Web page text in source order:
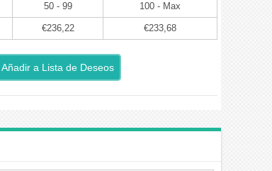
50 - 99 100 - Max
€236,22 €233,68
Añadir a Lista de Deseos